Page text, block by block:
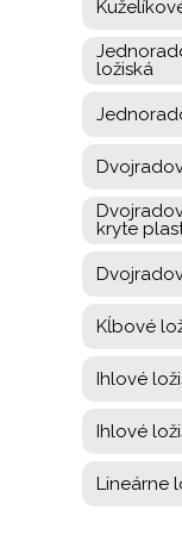
ložiská
kryte
Kĺbové
Ihlové
Ihlové
Lineárne